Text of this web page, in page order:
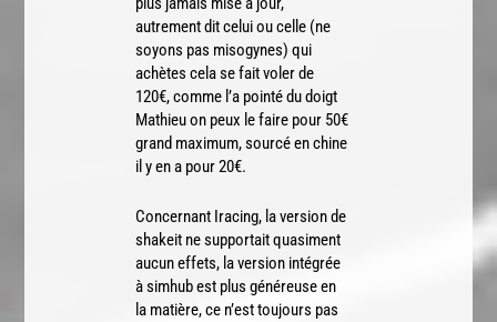
autrement dit celui ou celle (ne
soyons pas misogynes) qui
achètes cela se fait voler de
120€, comme l’a pointé du doigt
Mathieu on peux le faire pour 50€
grand maximum, sourcé en chine
il y en a pour 20€.
Concernant Iracing, la version de
shakeit ne supportait quasiment
aucun effets, la version intégrée
à simhub est plus généreuse en
la matière, ce n’est toujours pas